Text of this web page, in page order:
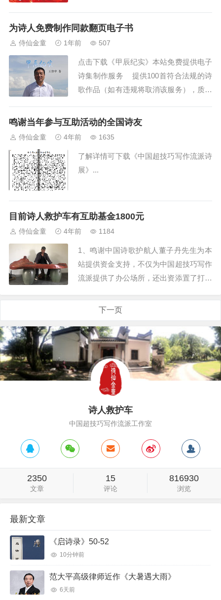
接腔。晓也悟也，《荀子》说党；美哉善
我汉唐；闭关自守，明清之殇。军阀割
据，百姓池殃；中山先...
为诗人免费制作同款翻页电子书
侍仙金童 1年前 507
点击下载《甲辰纪实》本站免费提供电子
诗集制作服务 提供100首符合法规的诗
歌作品（如有违规将取消该服务），质量
为歌颂党领导新时代的作品提供免费出纸
序号，与正文空一行...
鸣谢当年参与互助活动的全国诗友
侍仙金童 4年前 1635
了解详情可下载《中国超技巧写作流派诗
展》...
目前诗人救护车有互助基金1800元
侍仙金童 4年前 1184
1、鸣谢中国诗歌护航人董子丹先生为本
站提供资金支持，不仅为中国超技巧写作
流派提供了办公场所，还出资添置了打印
人救护车网站提供了1000元救护基金及建
站资金。...
下一页
诗人救护车
中国超技巧写作流派工作室
2350
文章
15
评论
816930
浏览
最新文章
《启诗录》50-52
10分钟前
范大平高级律师近作《大暑遇大雨》
6天前